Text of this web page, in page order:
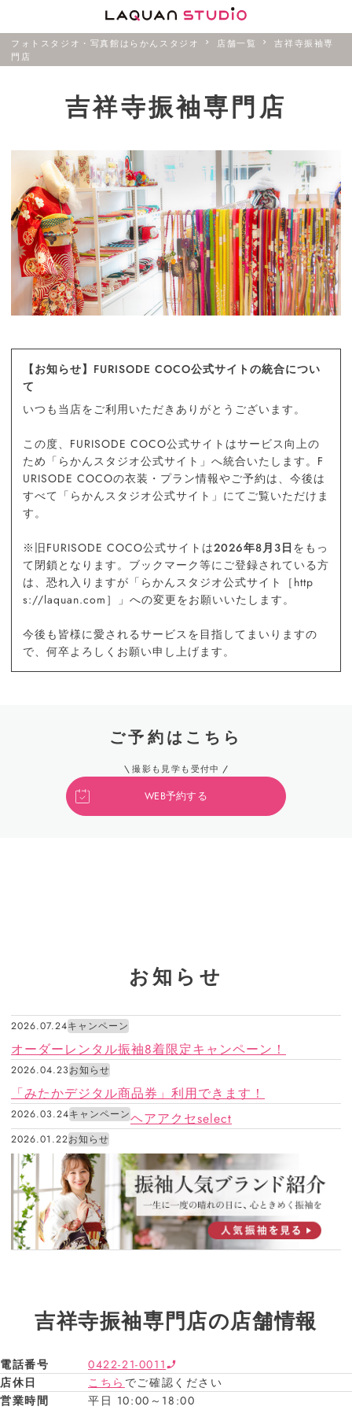
フォトスタジオ・写真館はらかんスタジオ 店舗一覧
吉祥寺振袖専
門店
吉祥寺振袖専門店
【お知らせ】FURISODE COCO公式サイトの統合につい
て
いつも当店をご利用いただきありがとうございます。
この度、FURISODE COCO公式サイトはサービス向上の
ため「らかんスタジオ公式サイト」へ統合いたします。F
URISODE COCOの衣装・プラン情報やご予約は、今後は
すべて「らかんスタジオ公式サイト」にてご覧いただけま
す。
※旧FURISODE COCO公式サイトは2026年8月3日 をもっ
て閉鎖となります。ブックマーク等にご登録されている方
は、恐れ入りますが「らかんスタジオ公式サイト［http
s://laquan.com］」への変更をお願いいたします。
今後も皆様に愛されるサービスを目指してまいりますの
で、何卒よろしくお願い申し上げます。
ご予約はこちら
撮影も見学も受付中
WEB予約する
お知らせ
2026.07.24キャンペーン
オーダーレンタル振袖8着限定キャンペーン！
2026.04.23お知らせ
「みたかデジタル商品券」利用できます！
2026.03.24キャンペーンヘアアクセselect
2026.01.22お知らせ
吉祥寺振袖専門店の店舗情報
電話番号
0422-21-0011
店休日
こちら でご確認ください
営業時間
平日 10:00～18:00